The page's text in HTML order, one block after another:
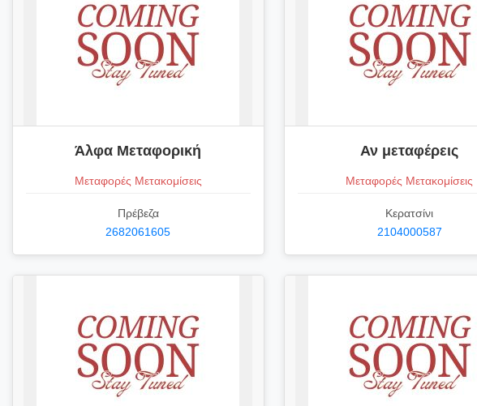
Άλφα Μεταφορική
Μεταφορές Μετακομίσεις
Πρέβεζα
2682061605
Αν μεταφέρεις
Μεταφορές Μετακομίσεις
Κερατσίνι
2104000587